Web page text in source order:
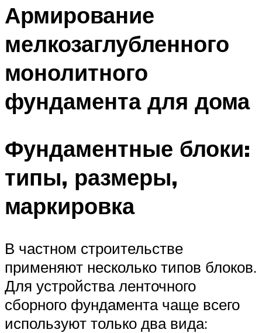
Армирование
мелкозаглубленного
монолитного
фундамента для дома
Фундаментные блоки:
типы, размеры,
маркировка
В частном строительстве
применяют несколько типов блоков.
Для устройства ленточного
сборного фундамента чаще всего
используют только два вида: